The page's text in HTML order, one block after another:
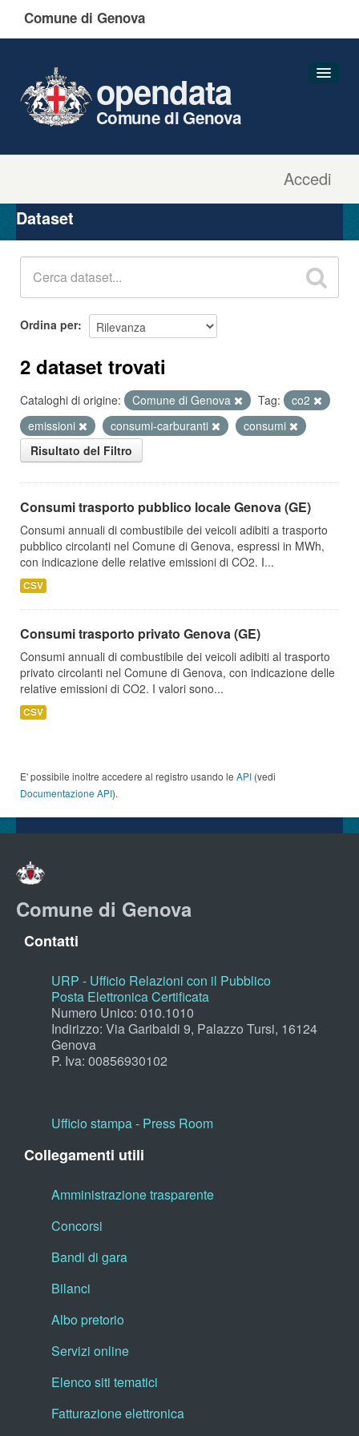
Comune di Genova
Accedi
opendata
Comune di Genova
Organizzazioni
Gruppi
Dataset
Ordina per
2 dataset trovati
Cataloghi di origine: Comune di Genova Tag:
co2
emissioni
consumi-carburanti
consumi
Risultato del Filtro
Consumi trasporto pubblico locale Genova (GE)
Consumi annuali di combustibile dei veicoli adibiti a trasporto
pubblico circolanti nel Comune di Genova, espressi in MWh,
con indicazione delle relative emissioni di CO2. I...
CSV
Consumi trasporto privato Genova (GE)
Consumi annuali di combustibile dei veicoli adibiti al trasporto
privato circolanti nel Comune di Genova, con indicazione delle
relative emissioni di CO2. I valori sono...
CSV
E' possibile inoltre accedere al registro usando le API (vedi
Documentazione API).
Comune di Genova
Contatti
URP - Ufficio Relazioni con il Pubblico
Posta Elettronica Certificata
Numero Unico: 010.1010
Indirizzo: Via Garibaldi 9, Palazzo Tursi, 16124
Genova
P. Iva: 00856930102
Ufficio stampa - Press Room
Collegamenti utili
Amministrazione trasparente
Concorsi
Bandi di gara
Bilanci
Albo pretorio
Servizi online
Elenco siti tematici
Fatturazione elettronica